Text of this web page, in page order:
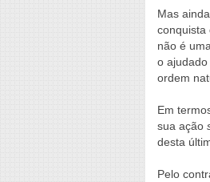
Mas
conquista
não é
o
ordem
Em
sua ação
desta
Pelo